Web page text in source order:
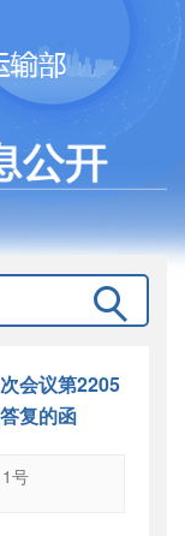
会议第2205
复的函
号